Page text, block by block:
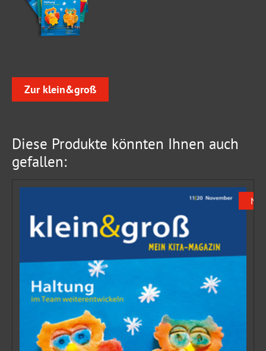
Zur klein&groß
Diese Produkte könnten Ihnen auch
gefallen: